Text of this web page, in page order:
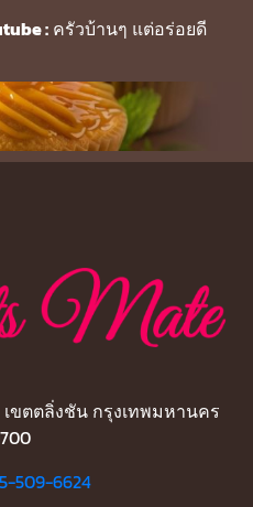
:ครัวบ้านๆ แต่อร่อยดี
ขตตลิ่งชัน กรุงเทพมหานคร
509-6624